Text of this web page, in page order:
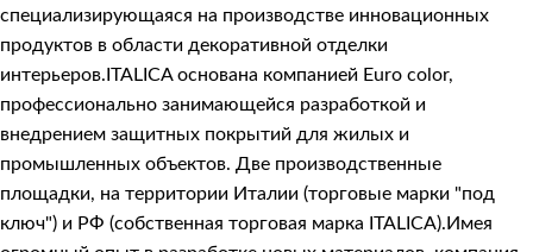
специализирующаяся на производстве инновационных
продуктов в области декоративной отделки
интерьеров.ITALICA основана компанией Euro color,
профессионально занимающейся разработкой и
внедрением защитных покрытий для жилых и
промышленных объектов. Две производственные
площадки, на территории Италии (торговые марки "под
ключ") и РФ (собственная торговая марка ITALICA).Имея